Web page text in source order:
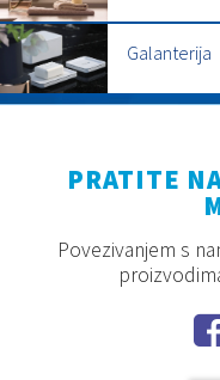
Galanterija
PRATITE
Povezivanjem s